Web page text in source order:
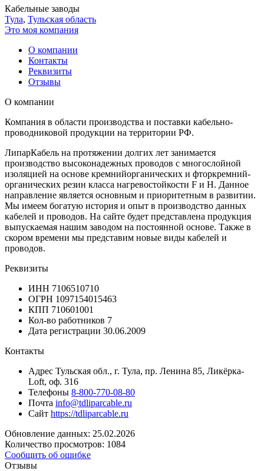
Кабельные заводы
Тула, Тульская область
Это моя компания
О компании
Контакты
Реквизиты
Отзывы
О компании
Компания в области производства и поставки кабельно-
проводниковой продукции на территории РФ.
ЛипарКабель на протяжении долгих лет занимается
производство высоконадежных проводов с многослойной
изоляцией на основе кремнийорганических и фторкремний-
органических резин класса нагревостойкости F и H. Данное
направление является основным и приоритетным в развитии.
Мы имеем богатую история и опыт в производство данных
кабелей и проводов. На сайте будет представлена продукция
выпускаемая нашим заводом на постоянной основе. Также в
скором времени мы представим новые виды кабелей и
проводов.
Реквизиты
ИНН 7106510710
ОГРН 1097154015463
КПП 710601001
Кол-во работников 7
Дата регистрации 30.06.2009
Контакты
Адрес Тульская обл., г. Тула, пр. Ленина 85, Ликёрка-
Loft, оф. 316
Телефоны 8-800-770-08-80
Почта info@tdliparcable.ru
Сайт https://tdliparcable.ru
Обновление данных: 25.02.2026
Количество просмотров: 1084
Сообщить об ошибке
Отзывы